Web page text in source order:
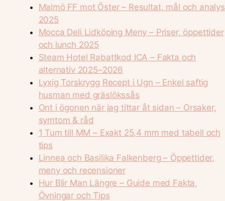
Malmö FF mot Öster – Resultat, mål och analys
2025
Mocca Deli Lidköping Meny – Priser, öppettider
och lunch 2025
Steam Hotel Rabattkod ICA – Fakta och
alternativ 2025–2026
Lyxig Torskrygg Recept i Ugn – Enkel saftig
husman med gräslökssås
Ont i ögonen när jag tittar åt sidan – Orsaker,
symtom & råd
1 Tum till MM – Exakt 25,4 mm med tabell och
tips
Linnea och Basilika Falkenberg – Öppettider,
meny och recensioner
Hur Blir Man Längre – Guide med Fakta,
Övningar och Tips